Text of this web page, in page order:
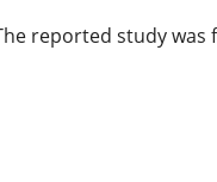
reported study was